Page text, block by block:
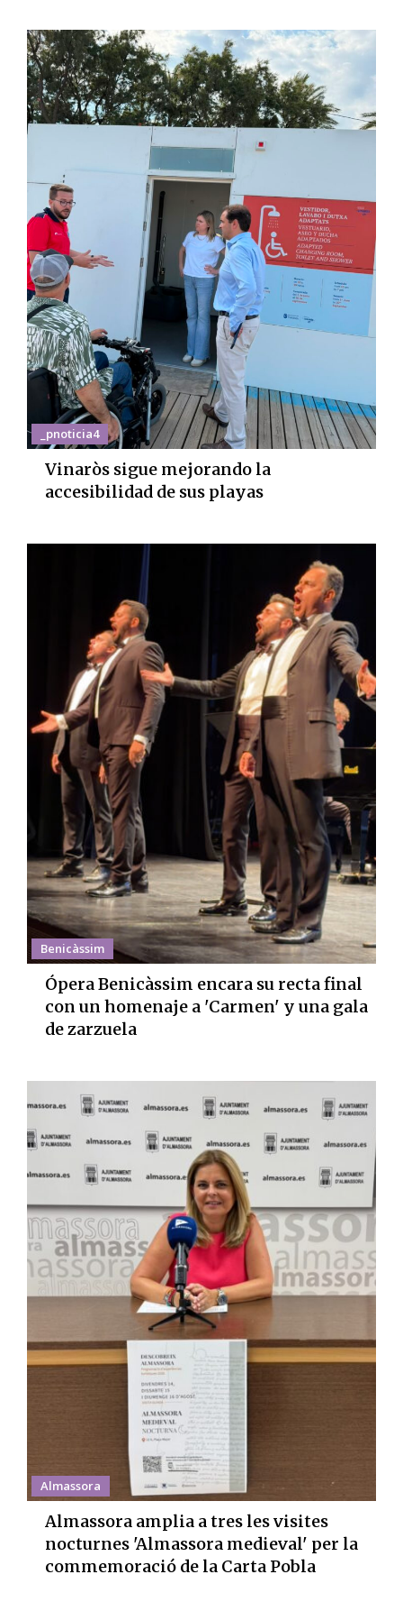
_pnoticia4
Vinaròs sigue mejorando la
accesibilidad de sus playas
Benicàssim
Ópera Benicàssim encara su recta final
con un homenaje a 'Carmen' y una gala
de zarzuela
Almassora
Almassora amplia a tres les visites
nocturnes 'Almassora medieval' per la
commemoració de la Carta Pobla